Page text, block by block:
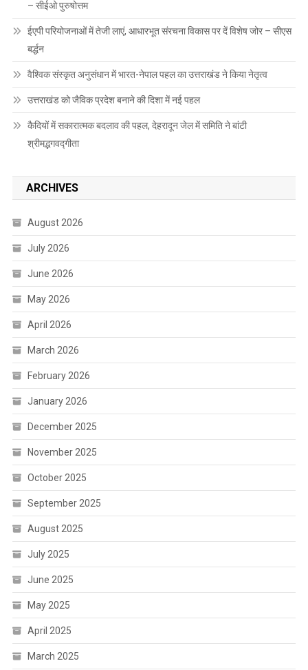
– सीईओ पुरुषोत्तम
ईएपी परियोजनाओं में तेजी लाएं, आधारभूत संरचना विकास पर दें विशेष जोर – सीएस
बर्द्धन
वैश्विक संस्कृत अनुसंधान में भारत-नेपाल पहल का उत्तराखंड ने किया नेतृत्व
उत्तराखंड को जैविक प्रदेश बनाने की दिशा में नई पहल
कैदियों में सकारात्मक बदलाव की पहल, देहरादून जेल में समिति ने बांटी
श्रीमद्भगवद्गीता
ARCHIVES
August 2026
July 2026
June 2026
May 2026
April 2026
March 2026
February 2026
January 2026
December 2025
November 2025
October 2025
September 2025
August 2025
July 2025
June 2025
May 2025
April 2025
March 2025